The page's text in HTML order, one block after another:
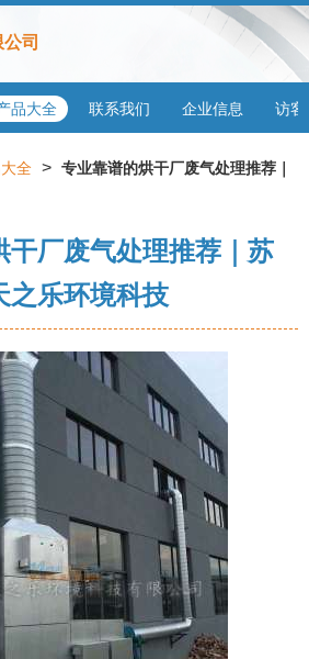
司
品大全 联系我们 企业信息 访客
全 > 专业靠谱的烘干厂废气处理推荐｜
干厂废气处理推荐｜苏
之乐环境科技